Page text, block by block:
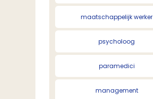
maatschappelijk werker
psycholoog
paramedici
management